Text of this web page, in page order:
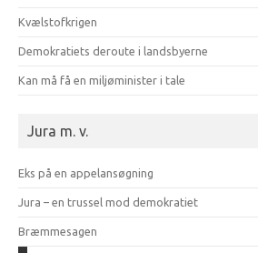
Kvælstofkrigen
Demokratiets deroute i landsbyerne
Kan må få en miljøminister i tale
Jura m. v.
Eks på en appelansøgning
Jura – en trussel mod demokratiet
Bræmmesagen